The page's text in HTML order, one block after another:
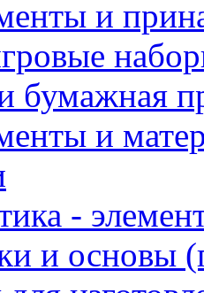
и
бумажная
и
-
и основы